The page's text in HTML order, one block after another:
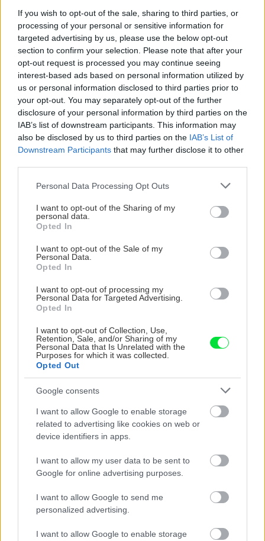
If you wish to opt-out of the sale, sharing to third parties, or
processing of your personal or sensitive information for
targeted advertising by us, please use the below opt-out
section to confirm your selection. Please note that after your
opt-out request is processed you may continue seeing
interest-based ads based on personal information utilized by
us or personal information disclosed to third parties prior to
your opt-out. You may separately opt-out of the further
disclosure of your personal information by third parties on the
IAB’s list of downstream participants. This information may
also be disclosed by us to third parties on the IAB’s List of
Downstream Participants that may further disclose it to other
Please note that this website/app uses one or more Google
not limited to your visit or usage behaviour. You may click to
grant or deny consent to Google and its third-party tags to
use your data for below specified purposes in below Google
consent section.
Personal Data Processing Opt Outs
I want to opt-out of the Sharing of my
personal data.
Opted In
I want to opt-out of the Sale of my
Personal Data.
Opted In
I want to opt-out of processing my
Personal Data for Targeted Advertising.
Opted In
I want to opt-out of Collection, Use,
Retention, Sale, and/or Sharing of my
Personal Data that Is Unrelated with the
Purposes for which it was collected.
Opted Out
Google consents
I want to allow Google to enable storage
related to advertising like cookies on web or
device identifiers in apps.
I want to allow my user data to be sent to
Google for online advertising purposes.
I want to allow Google to send me
personalized advertising.
I want to allow Google to enable storage
orechové svietidlo
ZÁHRADA
Trvalky, ktoré znesú
vysaďte na miesta, na
ktoré slnko svieti celý
Nemusí to byť len
krások, ktoré rozžiaria
Môže aspirín zachrániť
ochabnuté izbové
rastliny? Pravda vás
nakladačiek: Ako ich
podporiť k druhej vlne